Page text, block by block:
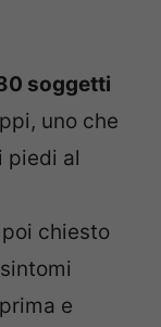
soggetti
uno che
piedi al
chiesto
e